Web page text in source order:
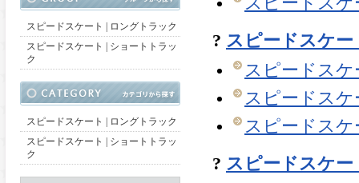
スピードスケート | ロングトラック
スピードスケート | ショートトラッ
ク
スピードスケート | ロングトラック
スピードスケート | ショートトラッ
ク
? スピードスケ
スピードス
スピードス
スピードス
? スピードスケ